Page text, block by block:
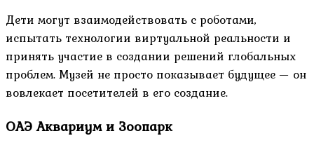
Дети могут взаимодействовать с роботами,
испытать технологии виртуальной реальности и
принять участие в создании решений глобальных
проблем. Музей не просто показывает будущее — он
вовлекает посетителей в его создание.
ОАЭ Аквариум и Зоопарк